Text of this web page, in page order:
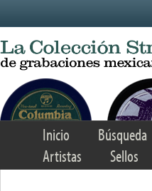
Inicio Búsqueda
Artistas
Sellos